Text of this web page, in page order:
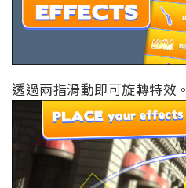
透過兩指滑動即可旋轉特效。